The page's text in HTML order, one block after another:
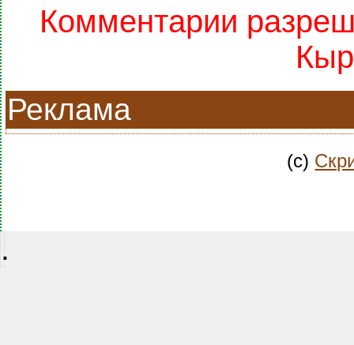
Комментарии
Реклама
(c)
.